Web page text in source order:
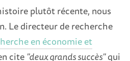
plutôt récente, nous
Le directeur de recherche
en économie et
cite "deux grands succès"qui